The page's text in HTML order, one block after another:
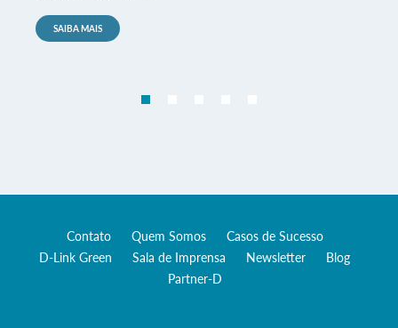
SAIBA MAIS
Contato Quem Somos
Casos de Sucesso
D-Link Green
Sala de Imprensa Newsletter
Blog
Partner-D